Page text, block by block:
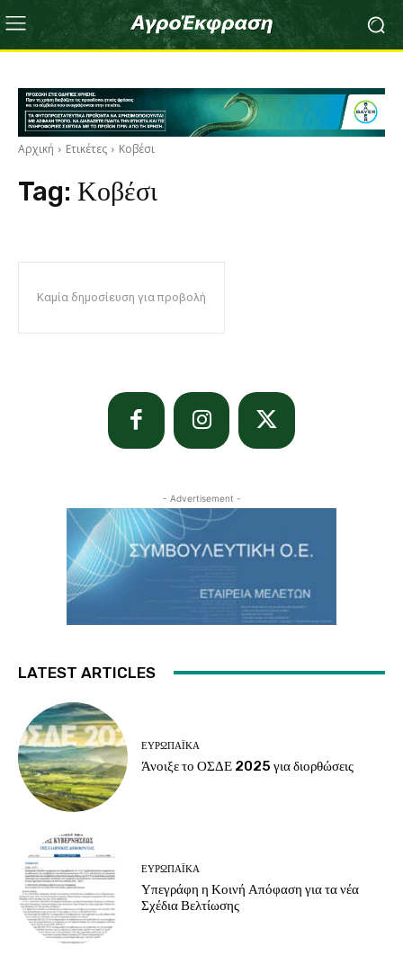
Αρχική Ετικέτες Κοβέσι
Tag: Κοβέσι
Καμία δημοσίευση για προβολή
- Advertisement -
LATEST ARTICLES
ΕΥΡΩΠΑΪΚΆ
Άνοιξε το ΟΣΔΕ 2025 για διορθώσεις
ΕΥΡΩΠΑΪΚΆ
Υπεγράφη η Κοινή Απόφαση για τα νέα
Σχέδια Βελτίωσης